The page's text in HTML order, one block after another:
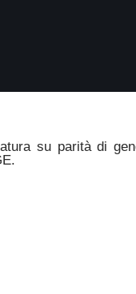
su parità di